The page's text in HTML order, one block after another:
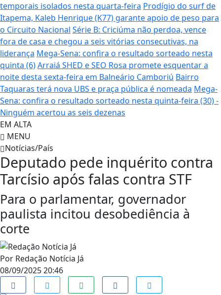
temporais isolados nesta quarta-feira Prodígio do surf de
Itapema, Kaleb Henrique (K77) garante apoio de peso para
o Circuito Nacional Série B: Criciúma não perdoa, vence
fora de casa e chegou a seis vitórias consecutivas, na
liderança Mega-Sena: confira o resultado sorteado nesta
quinta (6)Arraiá SHED e SEO Rosa promete esquentar a
noite desta sexta-feira em Balneário Camboriú Bairro
Taquaras terá nova UBS e praça pública é nomeada Mega-
Sena: confira o resultado sorteado nesta quinta-feira (30) -
Ninguém acertou as seis dezenas
EM ALTA
MENU
Notícias/País
Deputado pede inquérito contra
Tarcísio após falas contra STF
Para o parlamentar, governador
paulista incitou desobediência à
corte
Por Redação Notícia Já
08/09/2025 20:46